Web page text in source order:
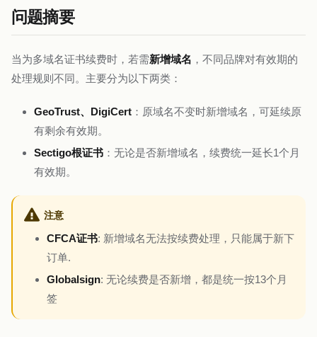
问题摘要
当为多域名证书续费时，若需新增域名 ，不同品牌对有效期的
处理规则不同。主要分为以下两类：
GeoTrust、DigiCert ：原域名不变时新增域名，可延续原
有剩余有效期。
Sectigo根证书 ：无论是否新增域名，续费统一延长1个月
有效期。
注意
CFCA证书: 新增域名无法按续费处理，只能属于新下
订单.
Globalsign: 无论续费是否新增，都是统一按13个月
签